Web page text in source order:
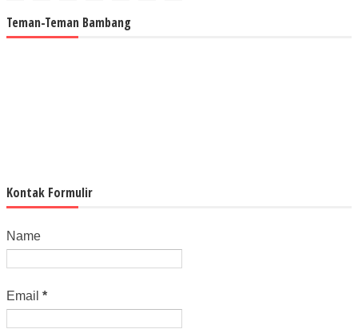
Teman-Teman Bambang
Kontak Formulir
Name
Email *